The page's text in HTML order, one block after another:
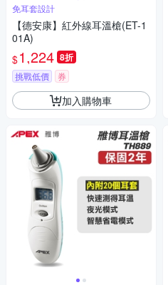
免耳套設計
【德安康】紅外線耳溫槍(ET-1
01A)
$1,224 8折
挑戰低價 券
加入購物車